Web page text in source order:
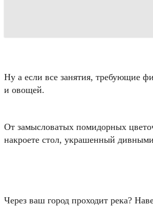
Ну а если все занятия, требующие
и овощей.
От замысловатых помидорных
накроете стол, украшенный
Через ваш город проходит река?